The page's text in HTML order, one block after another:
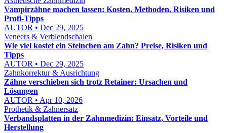
Vampirzähne machen lassen: Kosten, Methoden, Risiken und
Profi-Tipps
AUTOR • Dec 29, 2025
Veneers & Verblendschalen
Wie viel kostet ein Steinchen am Zahn? Preise, Risiken und
Tipps
AUTOR • Dec 29, 2025
Zahnkorrektur & Ausrichtung
Zähne verschieben sich trotz Retainer: Ursachen und
Lösungen
AUTOR • Apr 10, 2026
Prothetik & Zahnersatz
Verbandsplatten in der Zahnmedizin: Einsatz, Vorteile und
Herstellung